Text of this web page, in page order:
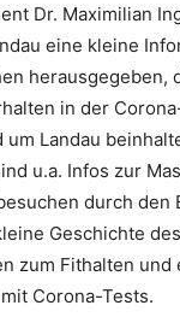
Dr. Maximilian
eine kleine
herausgegeben,
in der
um Landau
u.a. Infos zur
durch den
Geschichte
zum Fithalten und
Corona-Tests.